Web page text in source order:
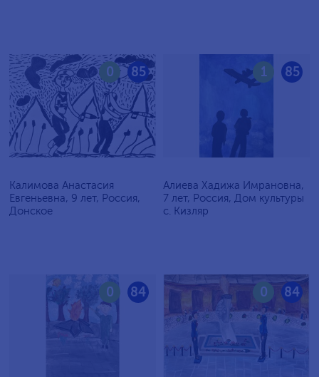
85
0
Калимова Анастасия
Евгеньевна, 9 лет, Россия,
Донское
85
1
Алиева Хадижа Имрановна,
7 лет, Россия, Дом культуры
с. Кизляр
84
0 84
0